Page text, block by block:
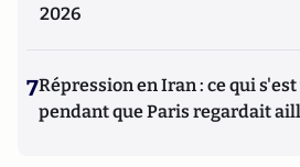
2026
7Répression en Iran : ce qui
pendant que Paris regardait